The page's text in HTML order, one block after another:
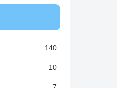
140
10